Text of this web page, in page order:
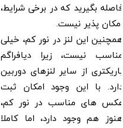
فاصله بگیرید که در برخی شرایط،
امکان پذیر نیست.
همچنین این لنز در نور کم، خیلی
مناسب نیست، زیرا دیافراگم
باریکتری از سایر لنزهای دوربین
دارد. با این وجود امکان ثبت
عکس های مناسب در نور کم،
هنوز هم وجود دارد، اما کاملا